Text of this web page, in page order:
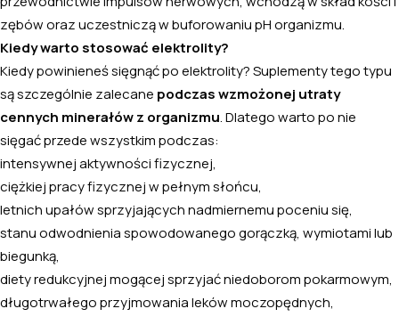
zębów oraz uczestniczą w buforowaniu pH organizmu.
Kiedy warto stosować elektrolity?
Kiedy powinieneś sięgnąć po elektrolity? Suplementy tego typu
są szczególnie zalecane podczas wzmożonej utraty
cennych minerałów z organizmu . Dlatego warto po nie
sięgać przede wszystkim podczas:
intensywnej aktywności fizycznej,
ciężkiej pracy fizycznej w pełnym słońcu,
letnich upałów sprzyjających nadmiernemu poceniu się,
stanu odwodnienia spowodowanego gorączką, wymiotami lub
biegunką,
diety redukcyjnej mogącej sprzyjać niedoborom pokarmowym,
długotrwałego przyjmowania leków moczopędnych,